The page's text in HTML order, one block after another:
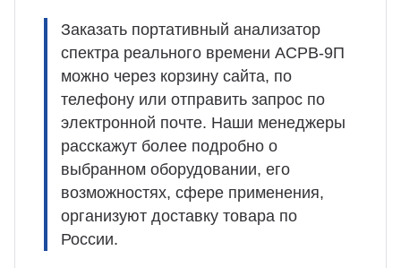
Заказать портативный анализатор
спектра реального времени АСРВ-9П
можно через корзину сайта, по
телефону или отправить запрос по
электронной почте. Наши менеджеры
расскажут более подробно о
выбранном оборудовании, его
возможностях, сфере применения,
организуют доставку товара по
России.